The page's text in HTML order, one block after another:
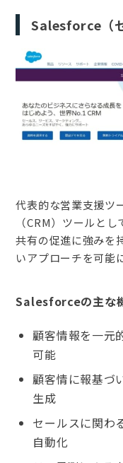
Salesforce（
代表的な営業支援ツ
（CRM）ツールと
共有の促進に強みを
いアプローチを可能
Salesforceの主な
顧客情報を一元
可能
顧客情に報基づ
生成
セールスに関わ
自動化